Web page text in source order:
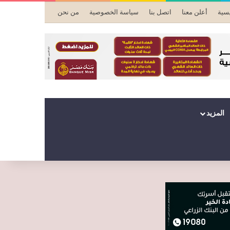
أعلن معنا اتصل بنا سياسة الخصوصية من نحن
المزيد